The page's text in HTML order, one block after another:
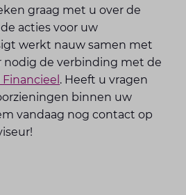
graag met u over de
acties voor uw
werkt nauw samen met
nodig de verbinding met de
Financieel . Heeft u vragen
binnen uw
vandaag nog contact op